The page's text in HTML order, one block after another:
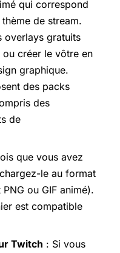
qui correspond
de stream.
overlays gratuits
créer le vôtre en
graphique.
des packs
des
de
que vous avez
le au format
ou GIF animé).
est compatible
Twitch : Si vous